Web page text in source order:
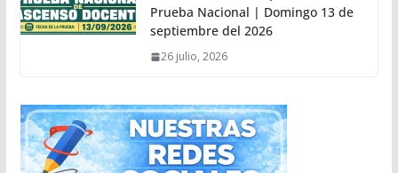
Prueba Nacional | Domingo 13 de
septiembre del 2026
26 julio, 2026